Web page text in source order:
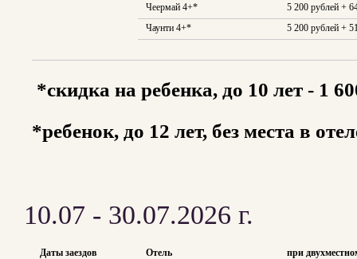
Чеермай 4+*
5 200 рублей +
Чаунти 4+*
5 200 рублей +
*скидка на ребенка, до 10 лет - 1
*ребенок, до 12 лет, без места в
10.07 - 30.07.2026 г.
Даты заездов Отель
при